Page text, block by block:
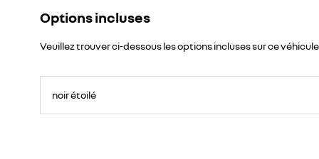
Options incluses
Veuillez trouver ci-dessous les options incluses sur ce véhicule
noir étoilé